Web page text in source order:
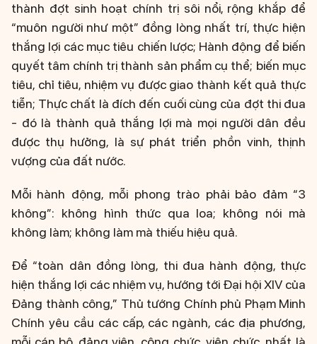
thành đợt sinh hoạt chính trị sôi nổi, rộng khắp để
“muôn người như một” đồng lòng nhất trí, thực hiện
thắng lợi các mục tiêu chiến lược; Hành động để biến
quyết tâm chính trị thành sản phẩm cụ thể; biến mục
tiêu, chỉ tiêu, nhiệm vụ được giao thành kết quả thực
tiễn; Thực chất là đích đến cuối cùng của đợt thi đua
- đó là thành quả thắng lợi mà mọi người dân đều
được thụ hưởng, là sự phát triển phồn vinh, thịnh
vượng của đất nước.
Mỗi hành động, mỗi phong trào phải bảo đảm “3
không”: không hình thức qua loa; không nói mà
không làm; không làm mà thiếu hiệu quả.
Để “toàn dân đồng lòng, thi đua hành động, thực
hiện thắng lợi các nhiệm vụ, hướng tới Đại hội XIV của
Đảng thành công,” Thủ tướng Chính phủ Phạm Minh
Chính yêu cầu các cấp, các ngành, các địa phương,